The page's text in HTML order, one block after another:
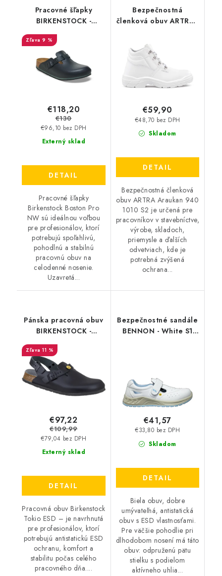
Pracovné šľapky
BIRKENSTOCK -
Pro NW - 54285
9 %
Externý sklad
€96,10 bez DPH
€118,20
€130
DETAIL
Pracovné šľapky
Birkenstock Boston Pro
NW sú ideálnou voľbou
pre profesionálov, ktorí
potrebujú spoľahlivú,
pohodlnú a stabilnú
pracovnú obuv na
celodenné nosenie.
Uzavretá...
Bezpečnostná
členková obuv ARTRA -
Skladom
€48,70 bez DPH
€59,90
DETAIL
Bezpečnostná členková
obuv ARTRA Araukan 940
1010 S2 je určená pre
pracovníkov v stavebníctve,
výrobe, skladoch,
priemysle a ďalších
odvetviach, kde je
potrebná zvýšená
ochrana...
Pánska pracovná obuv
BIRKENSTOCK -
Birkenstock Tokio ESD
- 54278
11 %
Externý sklad
€79,04 bez DPH
€97,22
€109,99
DETAIL
Pracovná obuv Birkenstock
Tokio ESD – je navrhnutá
pre profesionálov, ktorí
potrebujú antistatickú ESD
ochranu, komfort a
stabilitu počas celého
pracovného dňa....
Bezpečnostné sandále
BENNON - White S1
Skladom
€33,80 bez DPH
€41,57
DETAIL
Biela obuv, dobre
umývateľná, antistatická
obuv s ESD vlastnosťami.
Pre väčšie pohodlie pri
dlhodobom nosení má táto
obuv: odpruženú pätu
stielku s podielom
aktívneho uhlia...